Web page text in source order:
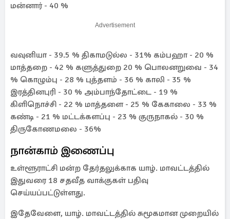
மன்னார் - 40 %
Advertisement
வவுனியா - 39.5 % திகாமடுல்ல - 31% கம்பஹா - 20 %
மாத்தறை - 42 % களுத்துறை 20 % பொலனறுவை - 34
% கொழும்பு - 28 % புத்தளம் - 36 % காலி - 35 %
இரத்தினபுரி - 30 % அம்பாந்தோட்டை - 19 %
கிளிநொச்சி - 22 % மாத்தளை - 25 % கேகாலை - 33 %
கண்டி - 21 % மட்டக்களப்பு - 23 % குருநாகல் - 30 %
திருகோணமலை - 36%
நான்காம் இணைப்பு
உள்ளூராட்சி மன்ற தேர்தலுக்காக யாழ். மாவட்டத்தில்
இதுவரை 18 சதவீத வாக்குகள் பதிவு
செய்யப்பட்டுள்ளது.
இதேவேளை, யாழ். மாவட்டத்தில் சுமூகமான முறையில்